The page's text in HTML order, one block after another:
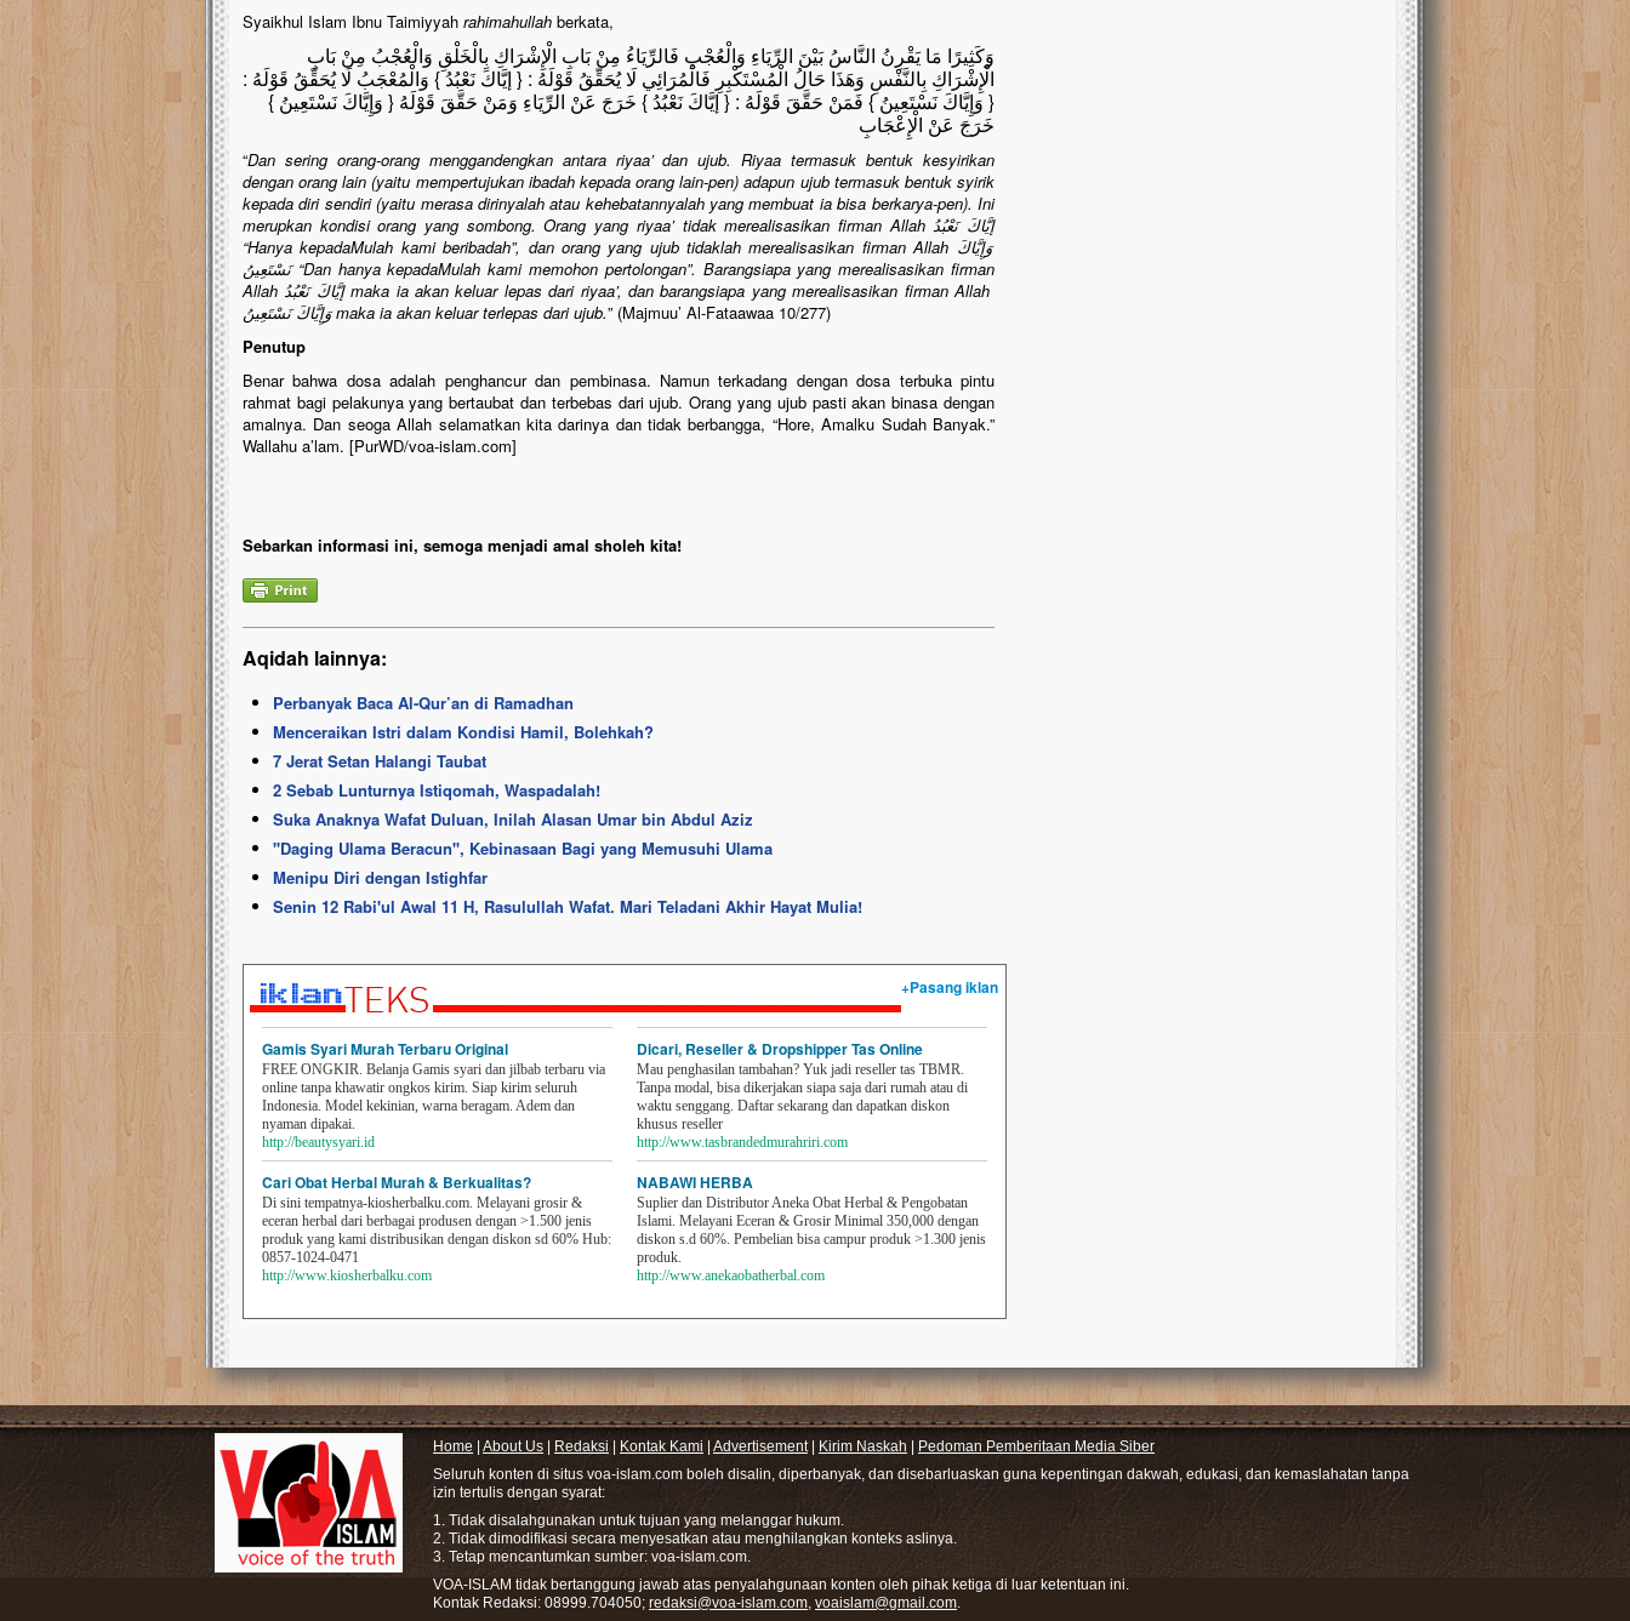
Syaikhul Islam Ibnu Taimiyyah rahimahullah berkata,
وَكَثِيرًا مَا يَقْرِنُ النَّاسُ بَيْنَ الرِّيَاءِ وَالْعُجْبِ فَالرِّيَاءُ مِنْ بَابِ الْإِشْرَاكِ بِالْخَلْقِ وَالْعُجْبُ مِنْ بَابِ
الْإِشْرَاكِ بِالنَّفْسِ وَهَذَا حَالُ الْمُسْتَكْبِرِ فَالْمُرَائِي لَا يُحَقِّقُ قَوْلَهُ : { إيَّاكَ نَعْبُدُ } وَالْمُعْجَبُ لَا يُحَقِّقُ قَوْلَهُ :
{ وَإِيَّاكَ نَسْتَعِينُ } فَمَنْ حَقَّقَ قَوْلَهُ : { إيَّاكَ نَعْبُدُ } خَرَجَ عَنْ الرِّيَاءِ وَمَنْ حَقَّقَ قَوْلَهُ { وَإِيَّاكَ نَسْتَعِينُ }
خَرَجَ عَنْ الْإِعْجَابِ
“Dan sering orang-orang menggandengkan antara riyaa’ dan ujub. Riyaa termasuk bentuk kesyirikan
dengan orang lain (yaitu mempertujukan ibadah kepada orang lain-pen) adapun ujub termasuk bentuk syirik
kepada diri sendiri (yaitu merasa dirinyalah atau kehebatannyalah yang membuat ia bisa berkarya-pen). Ini
merupkan kondisi orang yang sombong. Orang yang riyaa’ tidak merealisasikan firman Allah إيَّاكَ نَعْبُدُ
“Hanya kepadaMulah kami beribadah”, dan orang yang ujub tidaklah merealisasikan firman Allah وَإِيَّاكَ
نَسْتَعِينُ“Dan hanya kepadaMulah kami memohon pertolongan”. Barangsiapa yang merealisasikan firman
Allah إيَّاكَ نَعْبُدُmaka ia akan keluar lepas dari riyaa’, dan barangsiapa yang merealisasikan firman Allah
وَإِيَّاكَ نَسْتَعِينُmaka ia akan keluar terlepas dari ujub.” (Majmuu’ Al-Fataawaa 10/277)
Penutup
Benar bahwa dosa adalah penghancur dan pembinasa. Namun terkadang dengan dosa terbuka pintu
rahmat bagi pelakunya yang bertaubat dan terbebas dari ujub. Orang yang ujub pasti akan binasa dengan
amalnya. Dan seoga Allah selamatkan kita darinya dan tidak berbangga, “Hore, Amalku Sudah Banyak.”
Wallahu a’lam. [PurWD/voa-islam.com]
Sebarkan informasi ini, semoga menjadi amal sholeh kita!
Aqidah lainnya:
Perbanyak Baca Al-Qur’an di Ramadhan
Menceraikan Istri dalam Kondisi Hamil, Bolehkah?
7 Jerat Setan Halangi Taubat
2 Sebab Lunturnya Istiqomah, Waspadalah!
Suka Anaknya Wafat Duluan, Inilah Alasan Umar bin Abdul Aziz
''Daging Ulama Beracun'', Kebinasaan Bagi yang Memusuhi Ulama
Menipu Diri dengan Istighfar
Senin 12 Rabi'ul Awal 11 H, Rasulullah Wafat. Mari Teladani Akhir Hayat Mulia!
+Pasang iklan
Gamis Syari Murah Terbaru Original
FREE ONGKIR. Belanja Gamis syari dan jilbab terbaru via
online tanpa khawatir ongkos kirim. Siap kirim seluruh
Indonesia. Model kekinian, warna beragam. Adem dan
nyaman dipakai.
http://beautysyari.id
Cari Obat Herbal Murah & Berkualitas?
Di sini tempatnya-kiosherbalku.com. Melayani grosir &
eceran herbal dari berbagai produsen dengan >1.500 jenis
produk yang kami distribusikan dengan diskon sd 60% Hub:
0857-1024-0471
http://www.kiosherbalku.com
Dicari, Reseller & Dropshipper Tas Online
Mau penghasilan tambahan? Yuk jadi reseller tas TBMR.
Tanpa modal, bisa dikerjakan siapa saja dari rumah atau di
waktu senggang. Daftar sekarang dan dapatkan diskon
khusus reseller
http://www.tasbrandedmurahriri.com
NABAWI HERBA
Suplier dan Distributor Aneka Obat Herbal & Pengobatan
Islami. Melayani Eceran & Grosir Minimal 350,000 dengan
diskon s.d 60%. Pembelian bisa campur produk >1.300 jenis
produk.
http://www.anekaobatherbal.com
Home About Us Redaksi Kontak Kami Advertisement| Kirim Naskah
Pedoman Pemberitaan Media Siber
Seluruh konten di situs voa-islam.com boleh disalin, diperbanyak, dan disebarluaskan guna kepentingan dakwah, edukasi, dan kemaslahatan tanpa
izin tertulis dengan syarat:
1. Tidak disalahgunakan untuk tujuan yang melanggar hukum.
2. Tidak dimodifikasi secara menyesatkan atau menghilangkan konteks aslinya.
3. Tetap mencantumkan sumber: voa-islam.com.
VOA-ISLAM tidak bertanggung jawab atas penyalahgunaan konten oleh pihak ketiga di luar ketentuan ini.
Kontak Redaksi: 08999.704050; redaksi@voa-islam.com, voaislam@gmail.com.